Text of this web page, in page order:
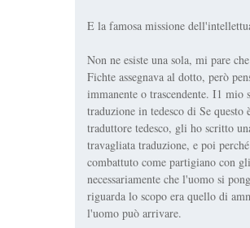
E la famosa missione
Non ne esiste una sola, mi pare
Fichte assegnava al dotto, però
immanente o trascendente. I1
traduzione in tedesco di Se
traduttore tedesco, gli ho scritto
travagliata traduzione, e poi
combattuto come partigiano con
necessariamente che l'uomo si
riguarda lo scopo era quello di
l'uomo può arrivare.